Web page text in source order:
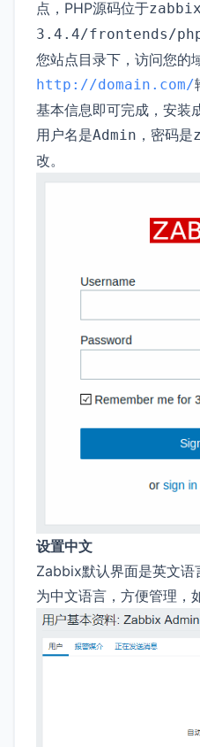
点，PHP源码位于
3.4.4/frontends/
您站点目录下，访问您的
http://domain.com/
基本信息即可完成，安装
用户名是Admin ，密码是
改。
设置中文
Zabbix默认界面是英文语
为中文语言，方便管理，